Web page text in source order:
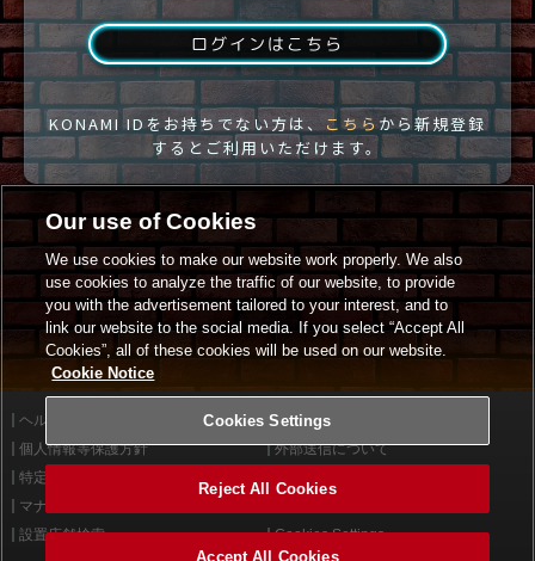
ログインはこちら
KONAMI IDをお持ちでない方は、 こちらから新規登録
するとご利用いただけます。
ヘルプ
利用規約
個人情報等保護方針
外部送信について
特定商取引法に基づく表示
マナー＆ルール
設置店舗検索
Cookies Settings
Our use of Cookies
We use cookies to make our website work properly. We also
use cookies to analyze the traffic of our website, to provide
you with the advertisement tailored to your interest, and to
link our website to the social media. If you select “Accept All
Cookies”, all of these cookies will be used on our website.
Cookie Notice
Cookies Settings
Reject All Cookies
Accept All Cookies